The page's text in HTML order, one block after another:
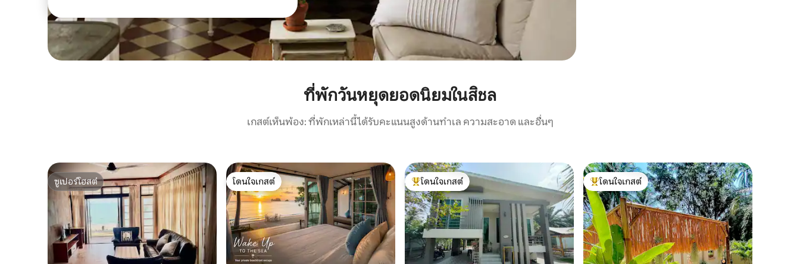
ที่พักวันหยุดยอดนิยมในสิชล
เกสต์เห็นพ้อง: ที่พักเหล่านี้ได้รับคะแนนสูงด้านทำเล ความสะอาด และอื่นๆ
ซูเปอร์โฮสต์
ซูเปอร์โฮสต์
โดนใจเกสต์
โดนใจเกสต์
โดนใจเกสต์ที่สุด
โดนใจเกสต์
โดนใจเกสต์ที่สุด
โดนใจเกสต์